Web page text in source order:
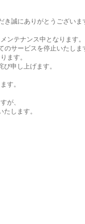
き誠にありがとうございま
ンテナンス中となります。
のサービスを停止いたしま
ます。
び申し上げます。
す。
が、
します。